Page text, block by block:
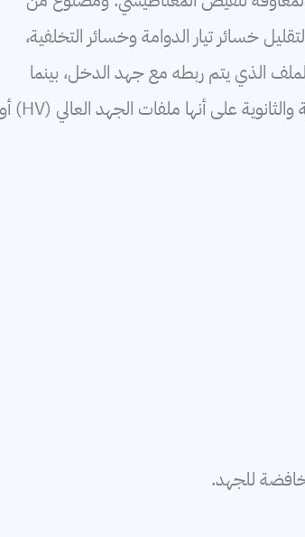
خسائر تيار الدوامة وخسائر التخلفية،
الذي يتم ربطه مع جهد الدخل، بينما
الملف الثانوي هو الملف الذي يخرج منه الجهد. يمكن تسمية اللفات الأولية والثانوية على أنها ملفات الجهد العالي (HV) أو
للجهد.